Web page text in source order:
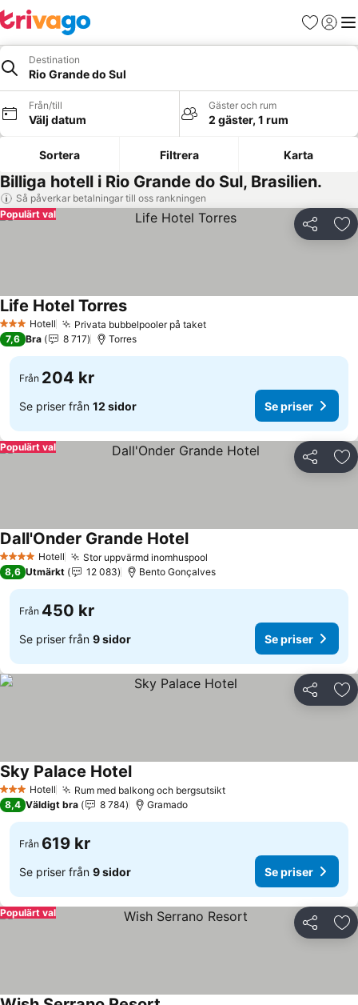
Favoriter
Logga
Destination
Rio Grande do Sul
Från/till
Välj datum
Gäster och rum
2 gäster, 1 rum
Sortera Filtrera Karta
Billiga hotell i Rio Grande do Sul, Brasilien.
Så påverkar betalningar till oss rankningen
Dela
Populärt val
3 StjärnorHotell Privata bubbelpooler på taket
Life Hotel Torres
7,6 Bra 8 717 Torres
Från 204 kr
Se priser från 12 sidor Se priser
Dela
Populärt val
4 StjärnorHotell Stor uppvärmd inomhuspool
Dall'Onder Grande Hotel
8,6 Utmärkt 12 083 Bento Gonçalves
Från 450 kr
Se priser från 9 sidor Se priser
Dela
3 StjärnorHotell Rum med balkong och bergsutsikt
Sky Palace Hotel
8,4 Väldigt bra 8 784 Gramado
Från 619 kr
Se priser från 9 sidor Se priser
Dela
Populärt val